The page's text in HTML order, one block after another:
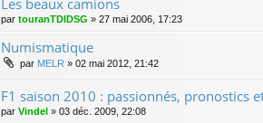
Les beaux camions
par touranTDIDSG » 27 mai 2006, 17:23
Numismatique
par MELR » 02 mai 2012, 21:42
F1 saison 2010 : passionnés, pronostics
par Vindel » 03 déc. 2009, 22:08